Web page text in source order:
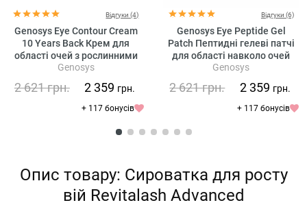
Відгуки (4)
Genosys Eye Contour Cream
10 Years Back Крем для
області очей з рослинними
стовбуровими клітинами
Genosys
2 621грн. 2 359 грн.
+ 117 бонусів
Відгуки (6)
Genosys Eye Peptide Gel
Patch Пептидні гелеві патчі
для області навколо очей
Genosys
2 621грн. 2 359 грн.
+ 117 бонусів
Опис товару: Сироватка для росту
вій Revitalash Advanced